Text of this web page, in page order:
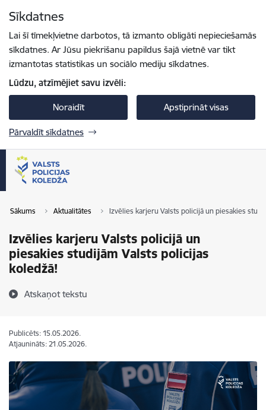
Sīkdatnes
Lai šī tīmekļvietne darbotos, tā izmanto obligāti nepieciešamās
sīkdatnes. Ar Jūsu piekrišanu papildus šajā vietnē var tikt
izmantotas statistikas un sociālo mediju sīkdatnes.
Lūdzu, atzīmējiet savu izvēli:
Noraidīt Apstiprināt visas
Pārvaldīt sīkdatnes
Sākums Aktualitātes Izvēlies karjeru Valsts policijā un piesakies
Izvēlies karjeru Valsts policijā un
piesakies studijām Valsts policijas
koledžā!
Atskaņot tekstu
Publicēts: 15.05.2026.
Atjaunināts: 21.05.2026.